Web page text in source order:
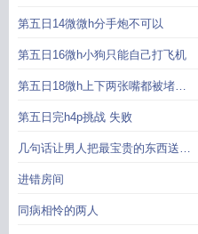
第五日14微微h分手炮不可以
第五日16微h小狗只能自己打飞机
第五日18微h上下两张嘴都被堵住
了
第五日完h4p挑战 失败
几句话让男人把最宝贵的东西送给
她
进错房间
同病相怜的两人